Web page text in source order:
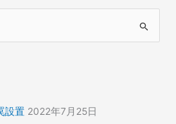
設置 2022年7月25日